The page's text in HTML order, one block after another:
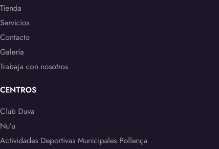
Tienda
Servicios
Contacto
Galería
Trabaja con nosotros
CENTROS
Club Duva
Nu’u
Actividades Deportivas Municipales Pollença